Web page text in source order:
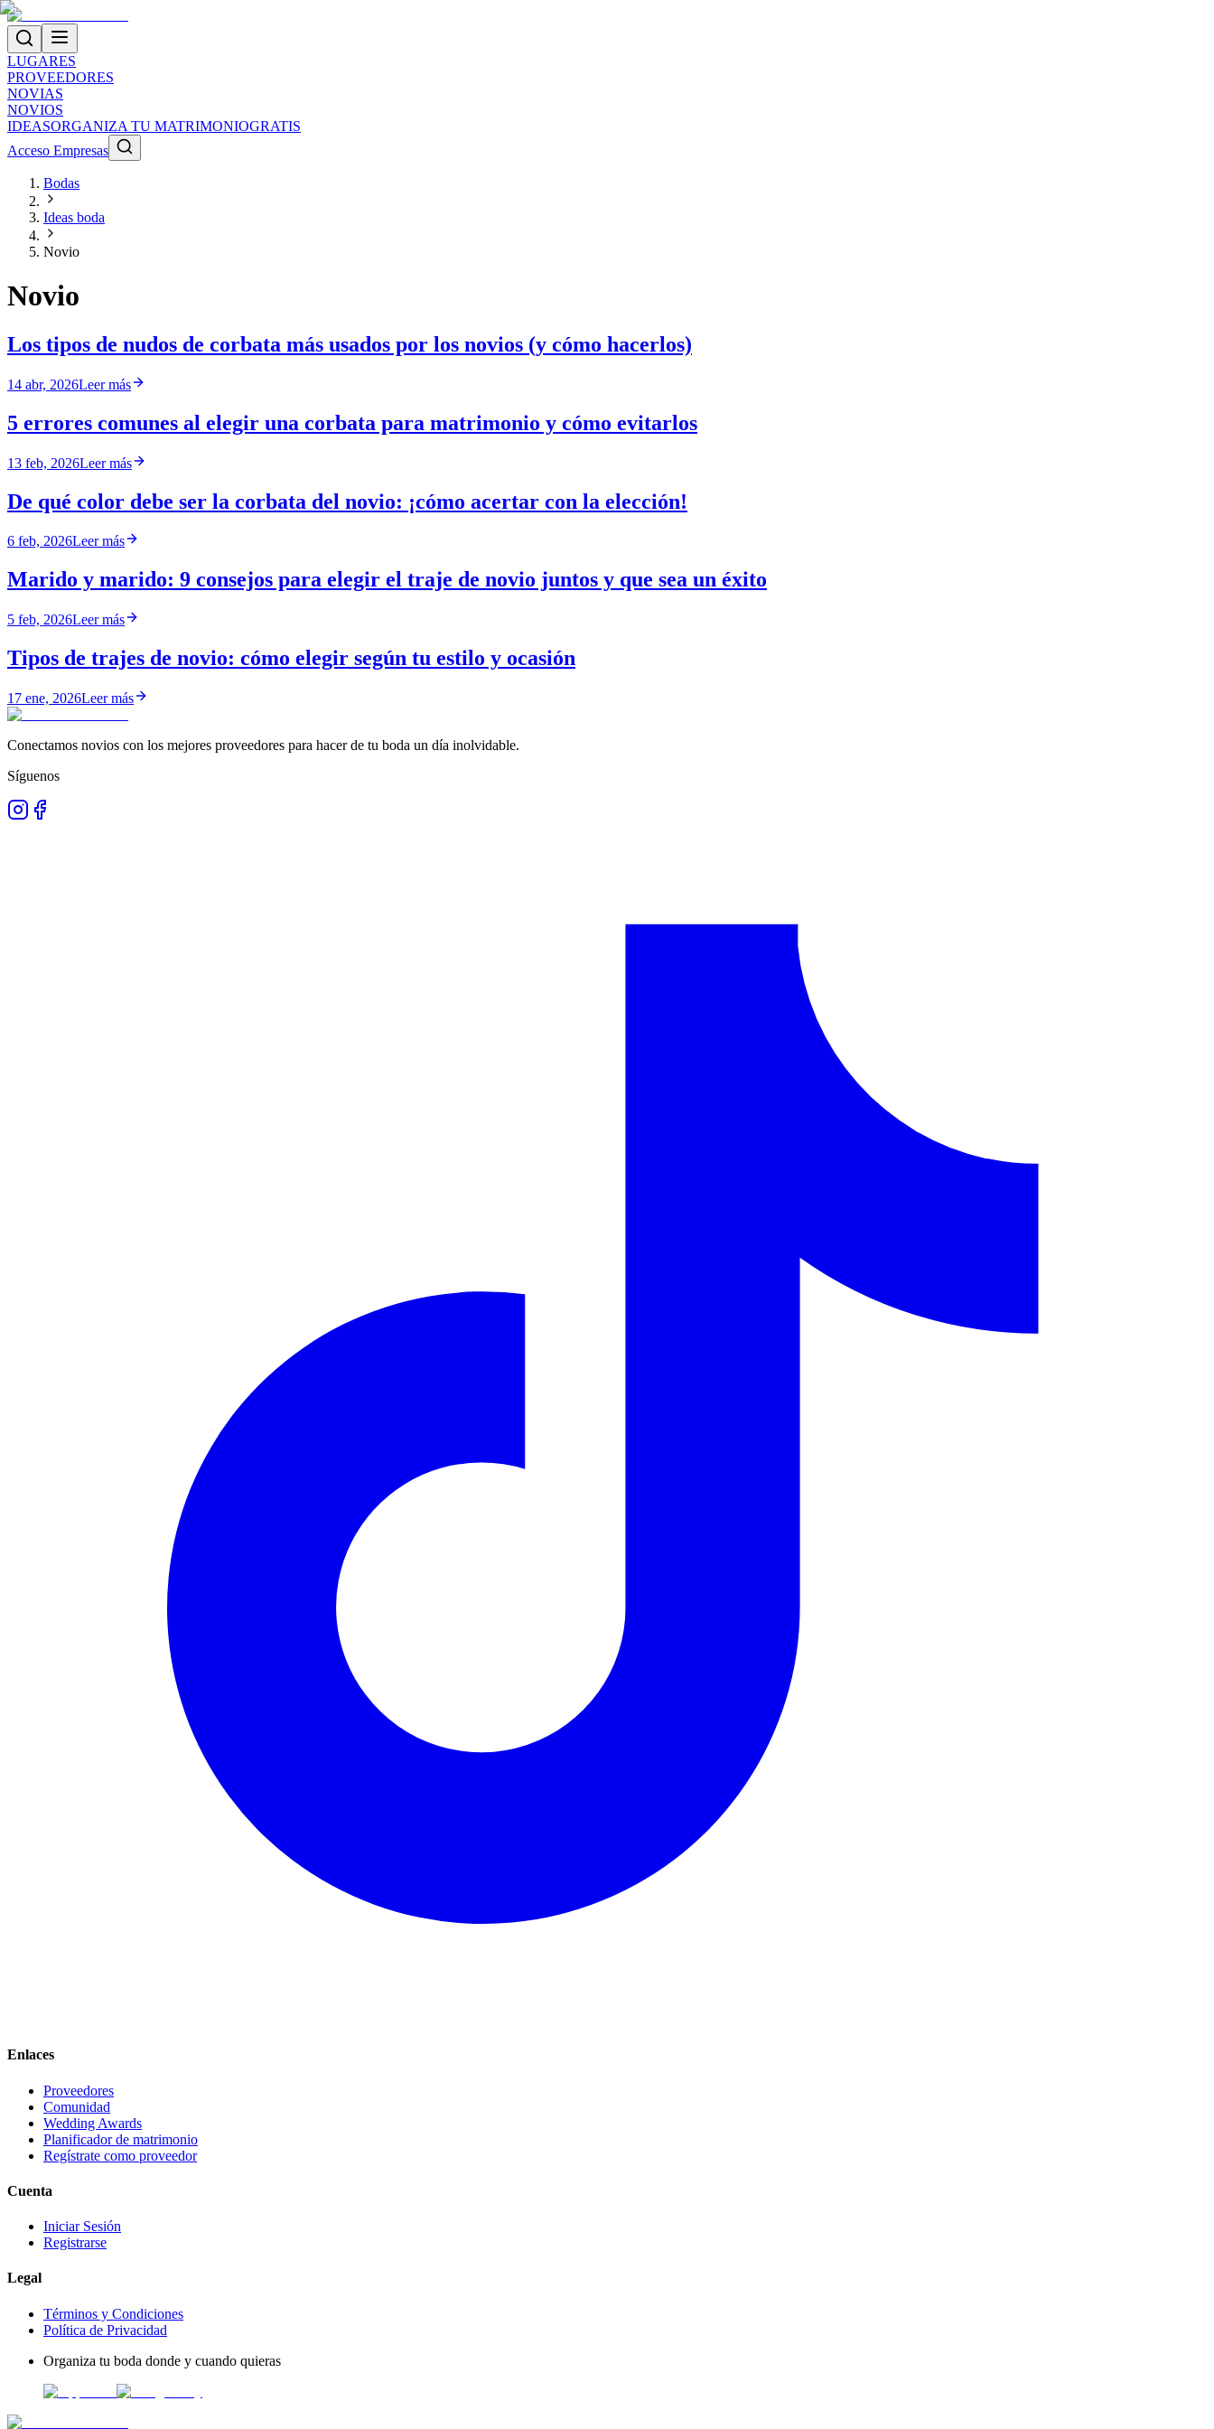
LUGARES
PROVEEDORES
NOVIAS
NOVIOS
IDEASORGANIZA TU MATRIMONIOGRATIS
Acceso Empresas
Bodas
Ideas boda
Novio
Novio
Los tipos de nudos de corbata más usados por los novios (y cómo hacerlos)
14 abr, 2026Leer más
5 errores comunes al elegir una corbata para matrimonio y cómo evitarlos
13 feb, 2026Leer más
De qué color debe ser la corbata del novio: ¡cómo acertar con la elección!
6 feb, 2026Leer más
Marido y marido: 9 consejos para elegir el traje de novio juntos y que sea un éxito
5 feb, 2026Leer más
Tipos de trajes de novio: cómo elegir según tu estilo y ocasión
17 ene, 2026Leer más
Conectamos novios con los mejores proveedores para hacer de tu boda un día inolvidable.
Síguenos
Enlaces
Proveedores
Comunidad
Wedding Awards
Planificador de matrimonio
Regístrate como proveedor
Cuenta
Iniciar Sesión
Registrarse
Legal
Términos y Condiciones
Política de Privacidad
Organiza tu boda donde y cuando quieras